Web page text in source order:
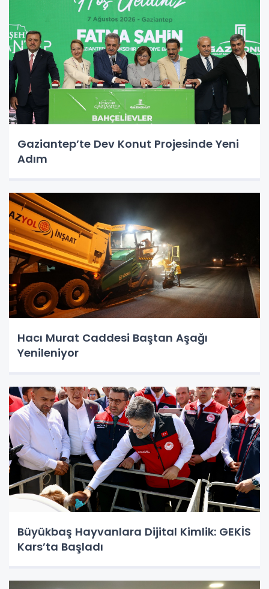
Gaziantep’te Dev Konut Projesinde Yeni
Adım
Hacı Murat Caddesi Baştan Aşağı
Yenileniyor
Büyükbaş Hayvanlara Dijital Kimlik: GEKİS
Kars’ta Başladı